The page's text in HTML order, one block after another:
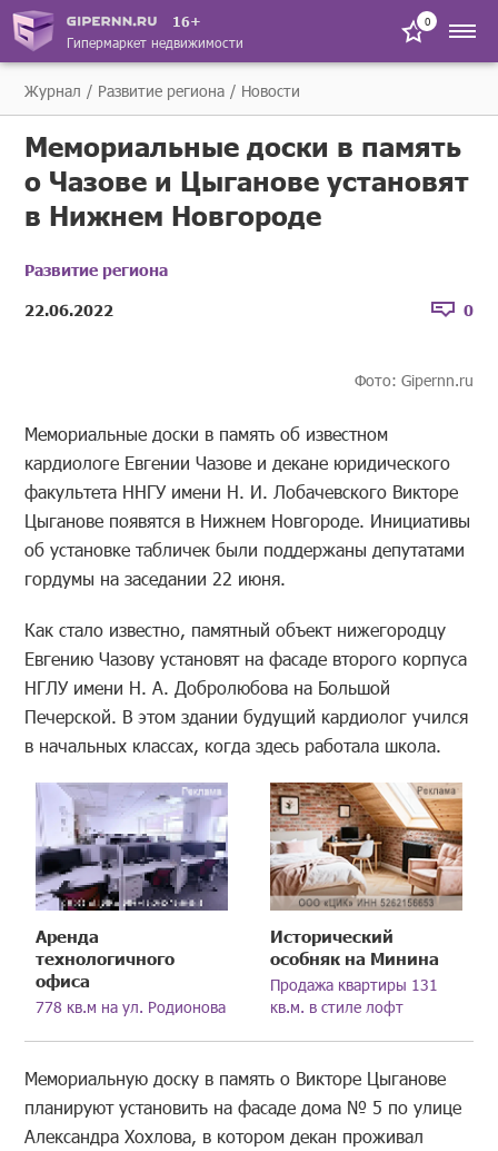
16+
Гипермаркет недвижимости
0
Журнал Развитие региона Новости
Мемориальные доски в память
о Чазове и Цыганове установят
в Нижнем Новгороде
Развитие региона
22.06.2022
0
Фото: Gipernn.ru
Мемориальные доски в память об известном
кардиологе Евгении Чазове и декане юридического
факультета ННГУ имени Н. И. Лобачевского Викторе
Цыганове появятся в Нижнем Новгороде. Инициативы
об установке табличек были поддержаны депутатами
гордумы на заседании 22 июня.
Как стало известно, памятный объект нижегородцу
Евгению Чазову установят на фасаде второго корпуса
НГЛУ имени Н. А. Добролюбова на Большой
Печерской. В этом здании будущий кардиолог учился
в начальных классах, когда здесь работала школа.
Аренда
технологичного
офиса
778 кв.м на ул. Родионова
Исторический
особняк на Минина
Продажа квартиры 131
кв.м. в стиле лофт
Мемориальную доску в память о Викторе Цыганове
планируют установить на фасаде дома № 5 по улице
Александра Хохлова, в котором декан проживал